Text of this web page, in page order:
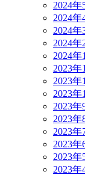
2024年
2024年
2024年
2024年
2024年
2023年
2023年
2023年
2023年
2023年
2023年
2023年
2023年
2023年